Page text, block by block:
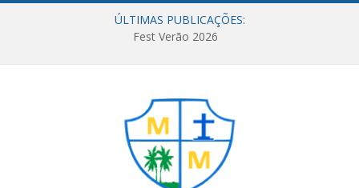
ÚLTIMAS PUBLICAÇÕES:
Fest Verão 2026